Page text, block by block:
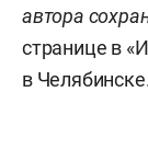
автора
странице в
в